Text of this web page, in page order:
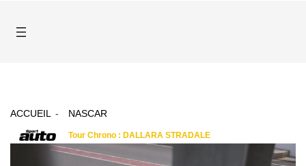
ACCUEIL NASCAR